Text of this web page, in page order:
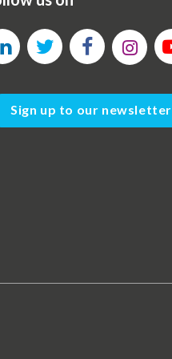
Sign up to our newsletter